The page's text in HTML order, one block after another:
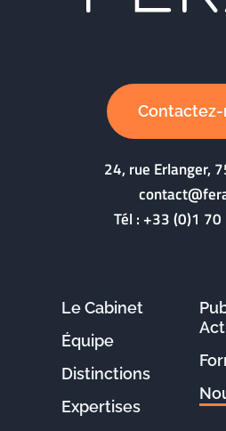
24, rue Erlanger,
Tél :+33 (0)1
Le Cabinet
Équipe
Distinctions
Expertises